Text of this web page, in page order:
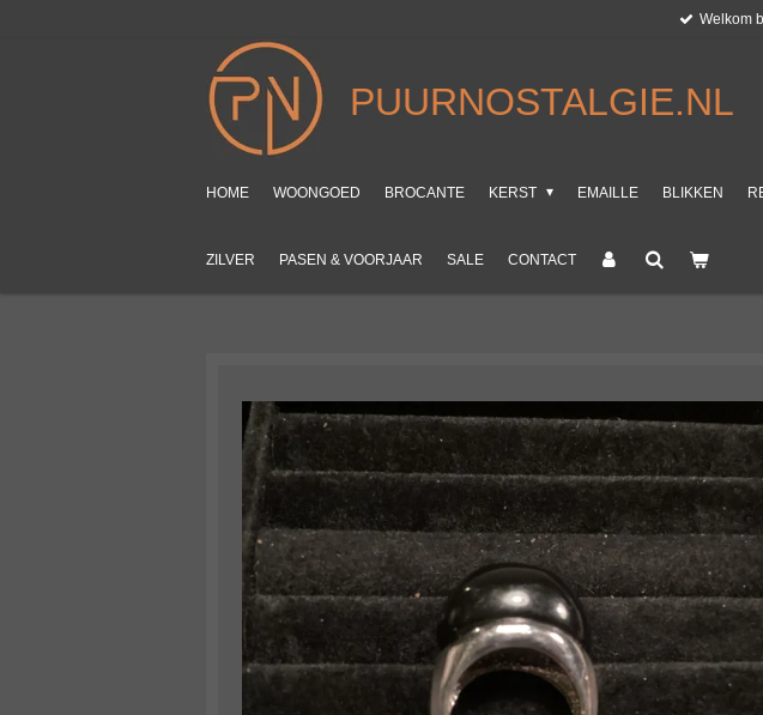
Welkom
PUURNOSTALGIE.NL
HOME WOONGOED BROCANTE KERST EMAILLE BLIKKEN
ZILVER PASEN & VOORJAAR SALE CONTACT